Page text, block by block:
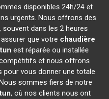
disponibles 24h/24 et
urgents. Nous offrons des
dans les 2 heures
que votre chaudière
est réparée ou installée
et nous offrons
pour vous donner une totale
sommes fiers de notre
, où nos clients nous ont